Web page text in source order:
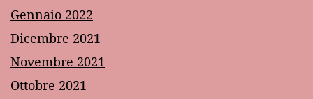
Gennaio 2022
Dicembre 2021
Novembre 2021
Ottobre 2021